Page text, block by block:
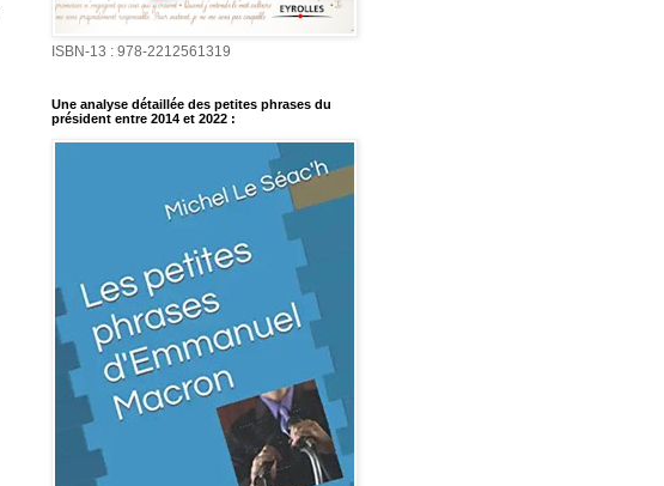
ISBN-13 : 978-2212561319
Une analyse détaillée des petites phrases du
président entre 2014 et 2022 :